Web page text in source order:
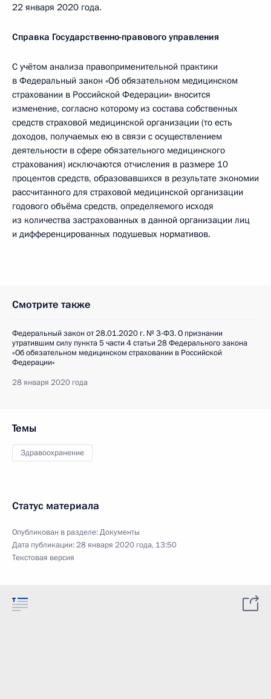
22 января 2020 года.
Справка Государственно-правового управления
С учётом анализа правоприменительной практики
в Федеральный закон «Об обязательном медицинском
страховании в Российской Федерации» вносится
изменение, согласно которому из состава собственных
средств страховой медицинской организации (то есть
доходов, получаемых ею в связи с осуществлением
деятельности в сфере обязательного медицинского
страхования) исключаются отчисления в размере 10
процентов средств, образовавшихся в результате экономии
рассчитанного для страховой медицинской организации
годового объёма средств, определяемого исходя
из количества застрахованных в данной организации лиц
и дифференцированных подушевых нормативов.
Смотрите также
Федеральный закон от 28.01.2020 г. № 3-ФЗ. О признании
утратившим силу пункта 5 части 4 статьи 28 Федерального закона
«Об обязательном медицинском страховании в Российской
Федерации»
28 января 2020 года
Темы
Здравоохранение
Статус материала
Опубликован в разделе:Документы
Дата публикации:28 января 2020 года, 13:50
Текстовая версия